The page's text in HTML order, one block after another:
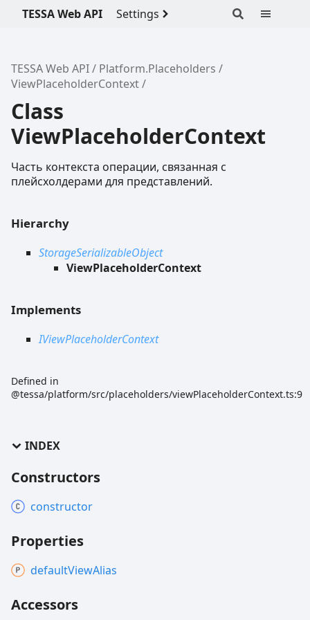
TESSA Web API Settings
TESSA Web API
Platform.Placeholders
ViewPlaceholderContext
Class
ViewPlaceholderContext
Часть контекста операции, связанная с
плейсхолдерами для представлений.
Hierarchy
StorageSerializableObject
ViewPlaceholderContext
Implements
IViewPlaceholderContext
Defined in
@tessa/platform/src/placeholders/viewPlaceholderContext.ts:9
INDEX
Constructors
constructor
Properties
defaultViewAlias
Accessors